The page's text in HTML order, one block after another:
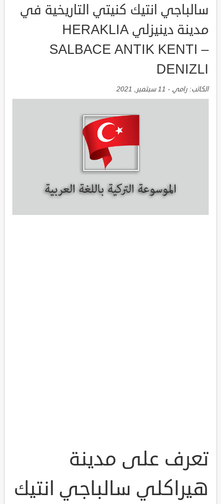
سالباجي انتيك كنيتي التاريخية في
مدينة دينيزلي HERAKLIA
SALBACE ANTIK KENTI –
DENIZLI
الكاتب: رامي - 11 سبتمبر, 2021
تعرف على مدينة
هيراكلي سالباجي انتيك